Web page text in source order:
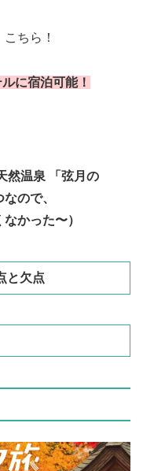
ちら！
に宿泊可能！
然温泉 「弦月の
ので、
かった〜）
と欠点